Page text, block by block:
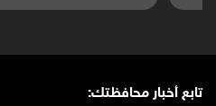
تابع أخبار محافظتك: